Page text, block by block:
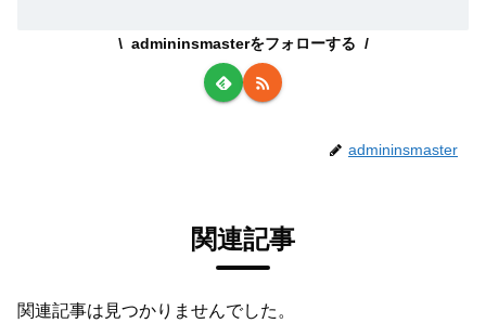
admininsmasterをフォローする
admininsmaster
関連記事
関連記事は見つかりませんでした。